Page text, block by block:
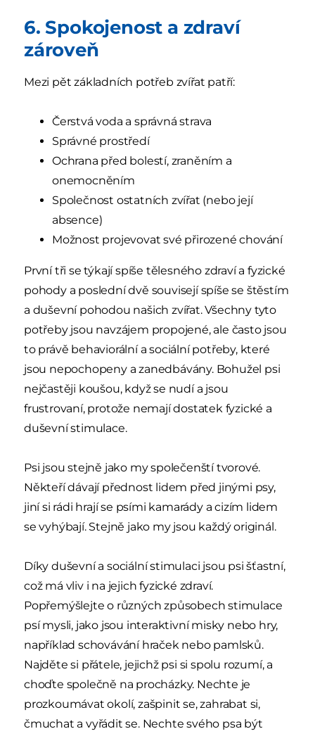
6. Spokojenost a zdraví
zároveň
Mezi pět základních potřeb zvířat patří:
Čerstvá voda a správná strava
Správné prostředí
Ochrana před bolestí, zraněním a
onemocněním
Společnost ostatních zvířat (nebo její
absence)
Možnost projevovat své přirozené chování
První tři se týkají spíše tělesného zdraví a fyzické
pohody a poslední dvě souvisejí spíše se štěstím
a duševní pohodou našich zvířat. Všechny tyto
potřeby jsou navzájem propojené, ale často jsou
to právě behaviorální a sociální potřeby, které
jsou nepochopeny a zanedbávány. Bohužel psi
nejčastěji koušou, když se nudí a jsou
frustrovaní, protože nemají dostatek fyzické a
duševní stimulace.
Psi jsou stejně jako my společenští tvorové.
Někteří dávají přednost lidem před jinými psy,
jiní si rádi hrají se psími kamarády a cizím lidem
se vyhýbají. Stejně jako my jsou každý originál.
Díky duševní a sociální stimulaci jsou psi šťastní,
což má vliv i na jejich fyzické zdraví.
Popřemýšlejte o různých způsobech stimulace
psí mysli, jako jsou interaktivní misky nebo hry,
například schovávání hraček nebo pamlsků.
Najděte si přátele, jejichž psi si spolu rozumí, a
choďte společně na procházky. Nechte je
prozkoumávat okolí, zašpinit se, zahrabat si,
čmuchat a vyřádit se. Nechte svého psa být